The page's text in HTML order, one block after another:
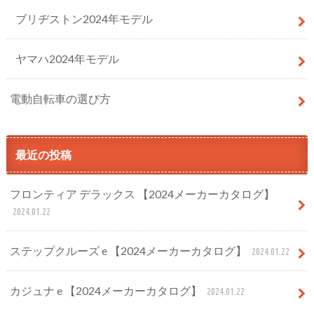
ブリヂストン2024年モデル
ヤマハ2024年モデル
電動自転車の選び方
最近の投稿
フロンティア デラックス 【2024メーカーカタログ】
2024.01.22
ステップクルーズ e 【2024メーカーカタログ】 2024.01.22
カジュナ e 【2024メーカーカタログ】 2024.01.22